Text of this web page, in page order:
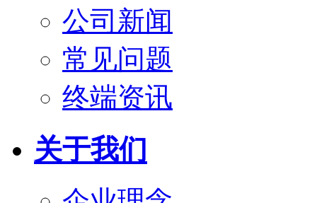
公司新闻
常见问题
终端资讯
关于我们